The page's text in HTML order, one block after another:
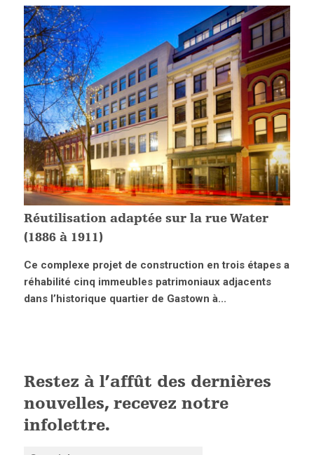
Réutilisation adaptée sur la rue Water
(1886 à 1911)
Ce complexe projet de construction en trois étapes a
réhabilité cinq immeubles patrimoniaux adjacents
dans l’historique quartier de Gastown à...
Restez à l’affût des dernières
nouvelles, recevez notre
infolettre.